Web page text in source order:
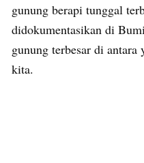
gunung berapi tunggal
didokumentasikan di
gunung terbesar di antara
kita.